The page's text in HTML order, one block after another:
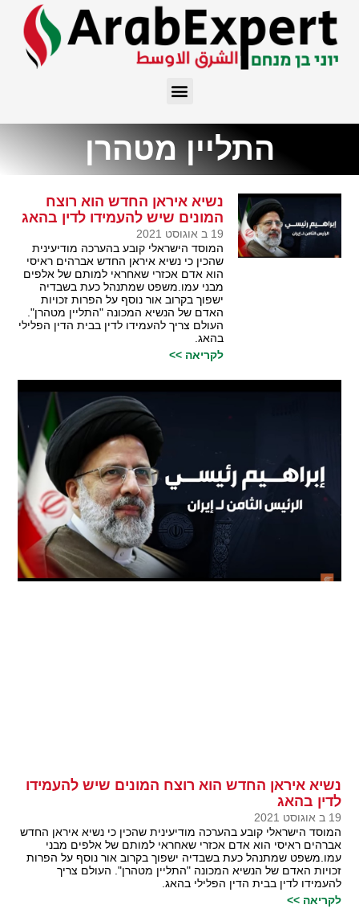
התליין מטהרן
נשיא איראן החדש הוא רוצח
המונים שיש להעמידו לדין בהאג
19 ב אוגוסט 2021
המוסד הישראלי קובע בהערכה מודיעינית
שהכין כי נשיא איראן החדש אברהים ראיסי
הוא אדם אכזרי שאחראי למותם של אלפים
מבני עמו.משפט שמתנהל כעת בשבדיה
ישפוך בקרוב אור נוסף על הפרות זכויות
האדם של הנשיא המכונה "התליין מטהרן".
העולם צריך להעמידו לדין בבית הדין הפלילי
בהאג.
לקריאה >>
נשיא איראן החדש הוא רוצח המונים שיש להעמידו
לדין בהאג
19 ב אוגוסט 2021
המוסד הישראלי קובע בהערכה מודיעינית שהכין כי נשיא איראן החדש
אברהים ראיסי הוא אדם אכזרי שאחראי למותם של אלפים מבני
עמו.משפט שמתנהל כעת בשבדיה ישפוך בקרוב אור נוסף על הפרות
זכויות האדם של הנשיא המכונה "התליין מטהרן". העולם צריך
להעמידו לדין בבית הדין הפלילי בהאג.
לקריאה >>